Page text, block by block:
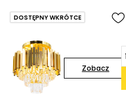
Zobacz
DOSTĘPNY WKRÓTCE